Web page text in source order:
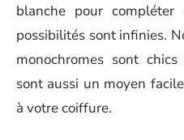
blanche pour
possibilités sont infinies.
monochromes sont
sont aussi un moyen
à votre coiffure.